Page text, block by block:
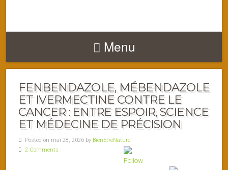
Menu
FENBENDAZOLE, MÉBENDAZOLE
ET IVERMECTINE CONTRE LE
CANCER : ENTRE ESPOIR, SCIENCE
ET MÉDECINE DE PRÉCISION
Posted on mai 28, 2026 by BienEtreNaturel
2 Comments